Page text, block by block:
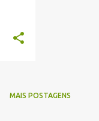
MAIS POSTAGENS